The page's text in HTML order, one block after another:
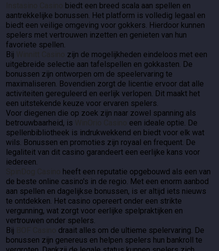
biedt een breed scala aan spellen en
aantrekkelijke bonussen. Het platform is volledig legaal en
biedt een veilige omgeving voor gokkers. Hierdoor kunnen
spelers met vertrouwen inzetten en genieten van hun
favoriete spellen.
Bij
zijn de mogelijkheden eindeloos met een
uitgebreide selectie aan tafelspellen en gokkasten. De
bonussen zijn ontworpen om de speelervaring te
maximaliseren. Bovendien zorgt de licentie ervoor dat alle
activiteiten gereguleerd en eerlijk verlopen. Dit maakt het
een uitstekende keuze voor ervaren spelers.
Voor diegenen die op zoek zijn naar zowel spanning als
betrouwbaarheid, is
een ideale optie. De
spellenbibliotheek is indrukwekkend en biedt voor elk wat
wils. Bonussen en promoties zijn royaal en frequent. De
legaliteit van dit casino garandeert een eerlijke kans voor
iedereen.
heeft een reputatie opgebouwd als een van
de beste online casino's in de regio. Met een enorm aanbod
aan spellen en dagelijkse bonussen, is er altijd iets nieuws
te ontdekken. Het casino opereert onder een strikte
vergunning, wat zorgt voor eerlijke spelpraktijken en
vertrouwen onder spelers.
Bij
draait alles om de ultieme spelervaring. De
bonussen zijn genereus en helpen spelers hun bankroll te